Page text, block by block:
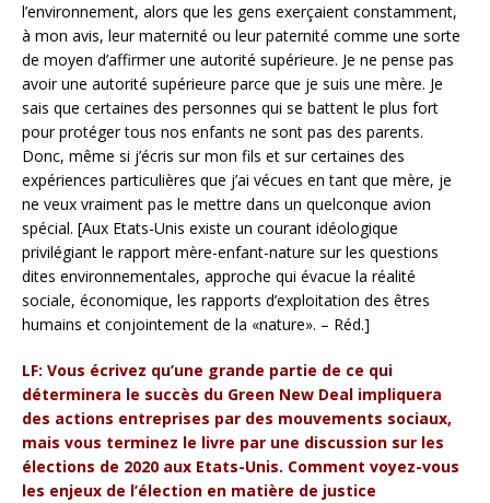
l’environnement, alors que les gens exerçaient constamment,
à mon avis, leur maternité ou leur paternité comme une sorte
de moyen d’affirmer une autorité supérieure. Je ne pense pas
avoir une autorité supérieure parce que je suis une mère. Je
sais que certaines des personnes qui se battent le plus fort
pour protéger tous nos enfants ne sont pas des parents.
Donc, même si j’écris sur mon fils et sur certaines des
expériences particulières que j’ai vécues en tant que mère, je
ne veux vraiment pas le mettre dans un quelconque avion
spécial. [Aux Etats-Unis existe un courant idéologique
privilégiant le rapport mère-enfant-nature sur les questions
dites environnementales, approche qui évacue la réalité
sociale, économique, les rapports d’exploitation des êtres
humains et conjointement de la «nature». – Réd.]
LF: Vous écrivez qu’une grande partie de ce qui
déterminera le succès du Green New Deal impliquera
des actions entreprises par des mouvements sociaux,
mais vous terminez le livre par une discussion sur les
élections de 2020 aux Etats-Unis. Comment voyez-vous
les enjeux de l’élection en matière de justice